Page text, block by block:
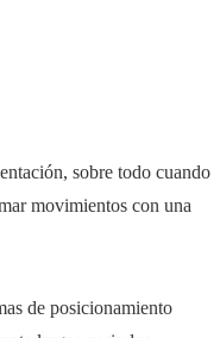
sobre todo cuando
movimientos con una
de posicionamiento